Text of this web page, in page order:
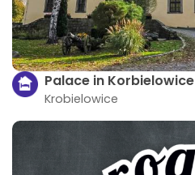
Palace in Korbielowice
Krobielowice